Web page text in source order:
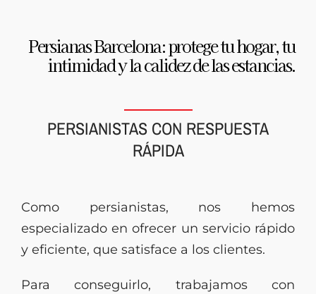
Persianas Barcelona: protege tu hogar, tu
intimidad y la calidez de las estancias.
PERSIANISTAS CON RESPUESTA
RÁPIDA
Como persianistas, nos hemos
especializado en ofrecer un servicio rápido
y eficiente, que satisface a los clientes.
Para conseguirlo, trabajamos con